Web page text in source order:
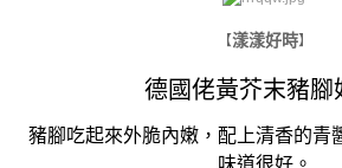
【漾漾好時】
德國佬黃芥末豬腳
豬腳吃起來外脆內嫩，配上清香的青
味道很好。